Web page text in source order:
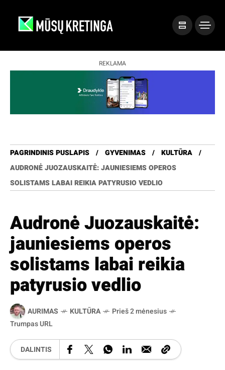
REKLAMA
PAGRINDINIS PUSLAPIS GYVENIMAS
KULTŪRA
AUDRONĖ JUOZAUSKAITĖ: JAUNIESIEMS OPEROS
SOLISTAMS LABAI REIKIA PATYRUSIO VEDLIO
Audronė Juozauskaitė:
jauniesiems operos
solistams labai reikia
patyrusio vedlio
AURIMAS KULTŪRA
Prieš 2 mėnesius
Trumpas URL
DALINTIS